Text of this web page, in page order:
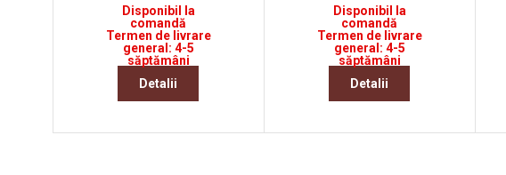
Disponibil la
comandă
Termen de livrare
general: 4-5
săptămâni
Detalii
Disponibil la
comandă
Termen de livrare
general: 4-5
săptămâni
Detalii